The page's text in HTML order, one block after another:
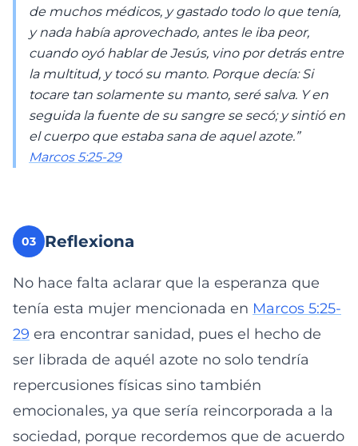
de muchos médicos, y gastado todo lo que tenía,
y nada había aprovechado, antes le iba peor,
cuando oyó hablar de Jesús, vino por detrás entre
la multitud, y tocó su manto. Porque decía: Si
tocare tan solamente su manto, seré salva. Y en
seguida la fuente de su sangre se secó; y sintió en
el cuerpo que estaba sana de aquel azote.”
Marcos 5:25-29
03 Reflexiona
No hace falta aclarar que la esperanza que
tenía esta mujer mencionada en Marcos 5:25-
29 era encontrar sanidad, pues el hecho de
ser librada de aquél azote no solo tendría
repercusiones físicas sino también
emocionales, ya que sería reincorporada a la
sociedad, porque recordemos que de acuerdo